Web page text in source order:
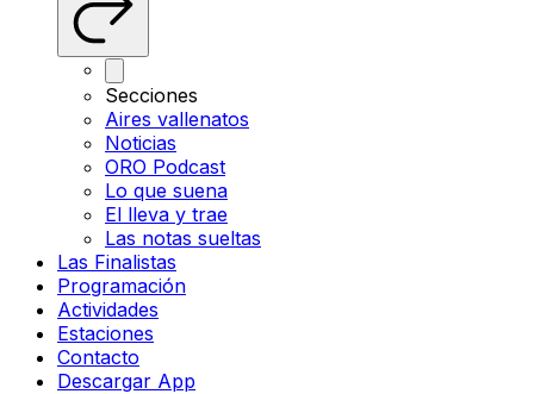
Secciones
Aires vallenatos
Noticias
ORO Podcast
Lo que suena
El lleva y trae
Las notas sueltas
Las Finalistas
Programación
Actividades
Estaciones
Contacto
Descargar App